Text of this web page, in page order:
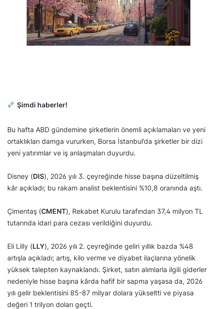
Şimdi haberler!
Bu hafta ABD gündemine şirketlerin önemli açıklamaları ve yeni
ortaklıkları damga vururken, Borsa İstanbul’da şirketler bir dizi
yeni yatırımlar ve iş anlaşmaları duyurdu.
Disney (DIS), 2026 yılı 3. çeyreğinde hisse başına düzeltilmiş
kâr açıkladı; bu rakam analist beklentisini %10,8 oranında aştı.
Çimentaş (CMENT), Rekabet Kurulu tarafından 37,4 milyon TL
tutarında idari para cezası verildiğini duyurdu.
Eli Lilly (LLY), 2026 yılı 2. çeyreğinde geliri yıllık bazda %48
artışla açıkladı; artış, kilo verme ve diyabet ilaçlarına yönelik
yüksek talepten kaynaklandı. Şirket, satın alımlarla ilgili giderler
nedeniyle hisse başına kârda hafif bir sapma yaşasa da, 2026
yılı gelir beklentisini 85-87 milyar dolara yükseltti ve piyasa
değeri 1 trilyon doları geçti.